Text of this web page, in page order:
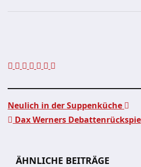
Neulich in der Suppenküche
Dax Werners
ÄHNLICHE BEITRÄGE